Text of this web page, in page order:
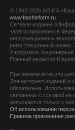
© 1992-2026 АО ИА
www.bashinform.ru
Сетевое издание
зарегистрировано в
информационных
регистрационный
Учредитель
Главный редактор
При перепечатке или
Для интернет-изданий и
обязательна.
связанных с ссылкой на
допускается только с
Об использовании
Правила применения